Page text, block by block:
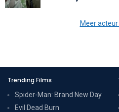
Meer
Trending Films
Spider-Man: Brand New Day
Evil Dead Burn